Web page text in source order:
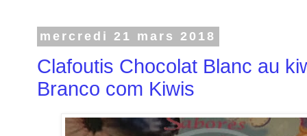
mercredi 21 mars 2018
Clafoutis Chocolat Blanc au
Branco com Kiwis